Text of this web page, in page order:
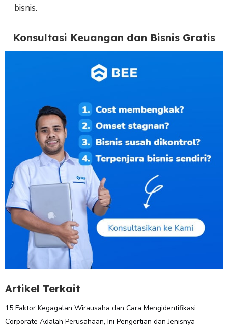
bisnis.
Konsultasi Keuangan dan Bisnis Gratis
Artikel Terkait
15 Faktor Kegagalan Wirausaha dan Cara Mengidentifikasi
Corporate Adalah Perusahaan, Ini Pengertian dan Jenisnya